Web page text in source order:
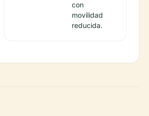
con
movilidad
reducida.